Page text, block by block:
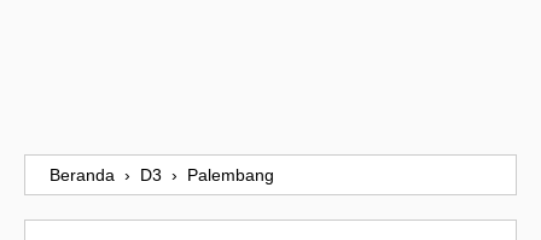
Beranda › D3 › Palembang